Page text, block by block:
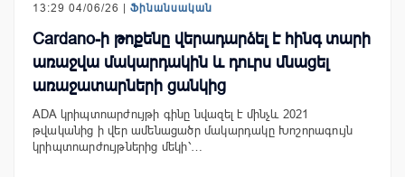
13:29 04/06/26 | Ֆինանսական
Cardano-ի թոքենը վերադարձել է հինգ տարի
առաջվա մակարդակին և դուրս մնացել
առաջատարների ցանկից
ADA կրիպտոարժույթի գինը նվազել է մինչև 2021
թվականից ի վեր ամենացածր մակարդակը Խոշորագույն
կրիպտոարժույթներից մեկի՝…